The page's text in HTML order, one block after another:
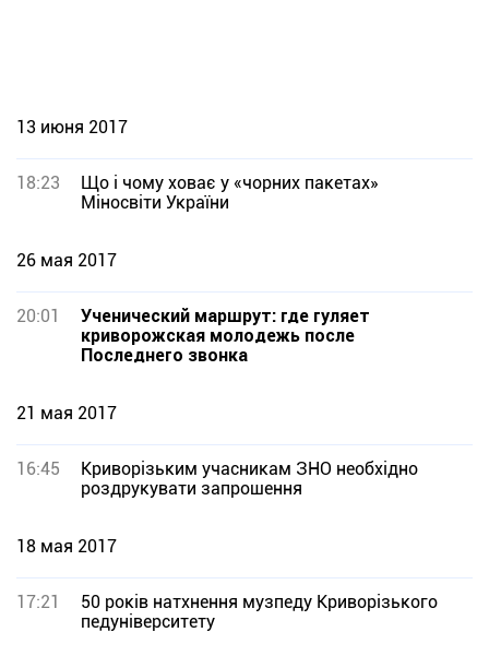
13 июня 2017
18:23
Що і чому ховає у «чорних пакетах»
Міносвіти України
26 мая 2017
20:01
Ученический маршрут: где гуляет
криворожская молодежь после
Последнего звонка
21 мая 2017
16:45
Криворізьким учасникам ЗНО необхідно
роздрукувати запрошення
18 мая 2017
17:21
50 років натхнення музпеду Криворізького
педуніверситету